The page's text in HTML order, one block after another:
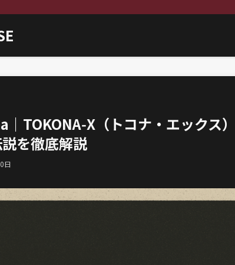
TOKONA‑X（トコナ・エックス
を徹底解説
日